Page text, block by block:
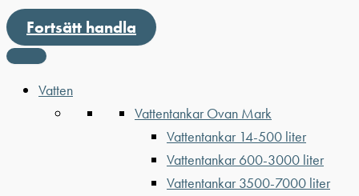
Fortsätt handla
Vatten
Vattentankar Ovan Mark
Vattentankar 14-500 liter
Vattentankar 600-3000 liter
Vattentankar 3500-7000 liter